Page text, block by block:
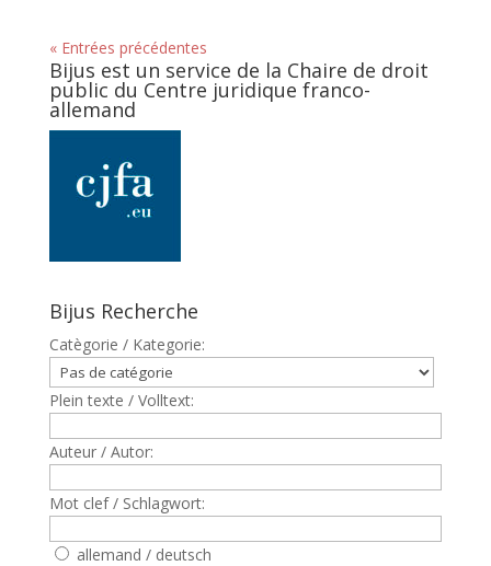
« Entrées précédentes
Bijus est un service de la Chaire de droit
public du Centre juridique franco-
allemand
Bijus Recherche
Catègorie / Kategorie:
Plein texte / Volltext:
Auteur / Autor:
Mot clef / Schlagwort:
allemand / deutsch